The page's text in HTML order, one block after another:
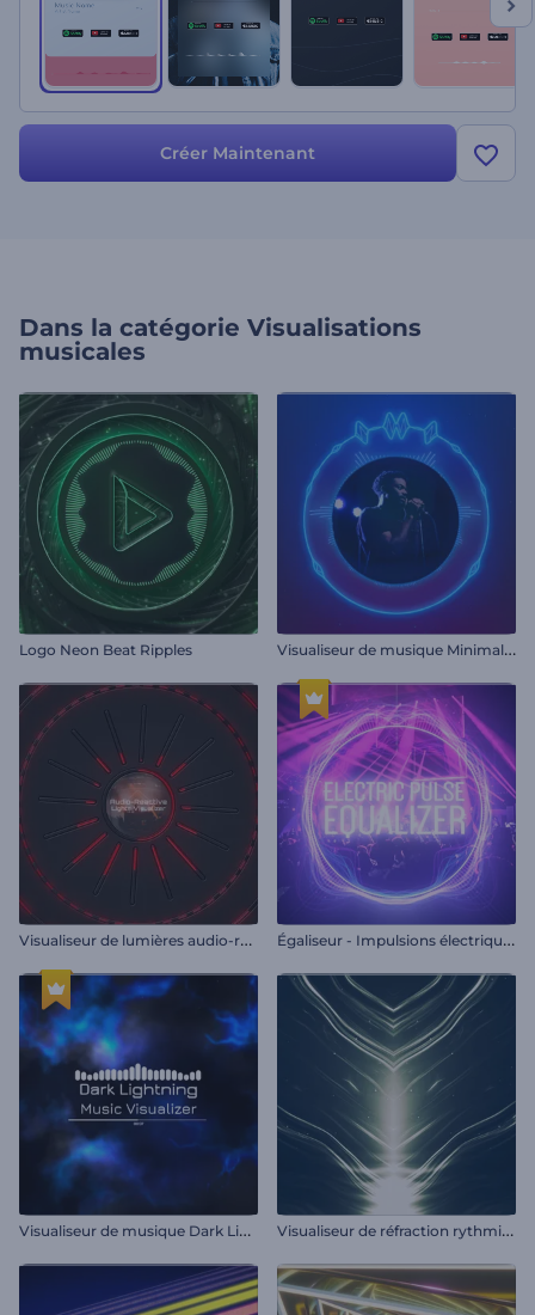
Créer Maintenant
Dans la catégorie Visualisations
musicales
Logo Neon Beat Ripples V
isualiseur de musique Minimal Beats
V
isualiseur de lumières audio-réactives É
galiseur - Impulsions électriques
V
isualiseur de musique Dark Lightning V
isualiseur de réfraction rythmique